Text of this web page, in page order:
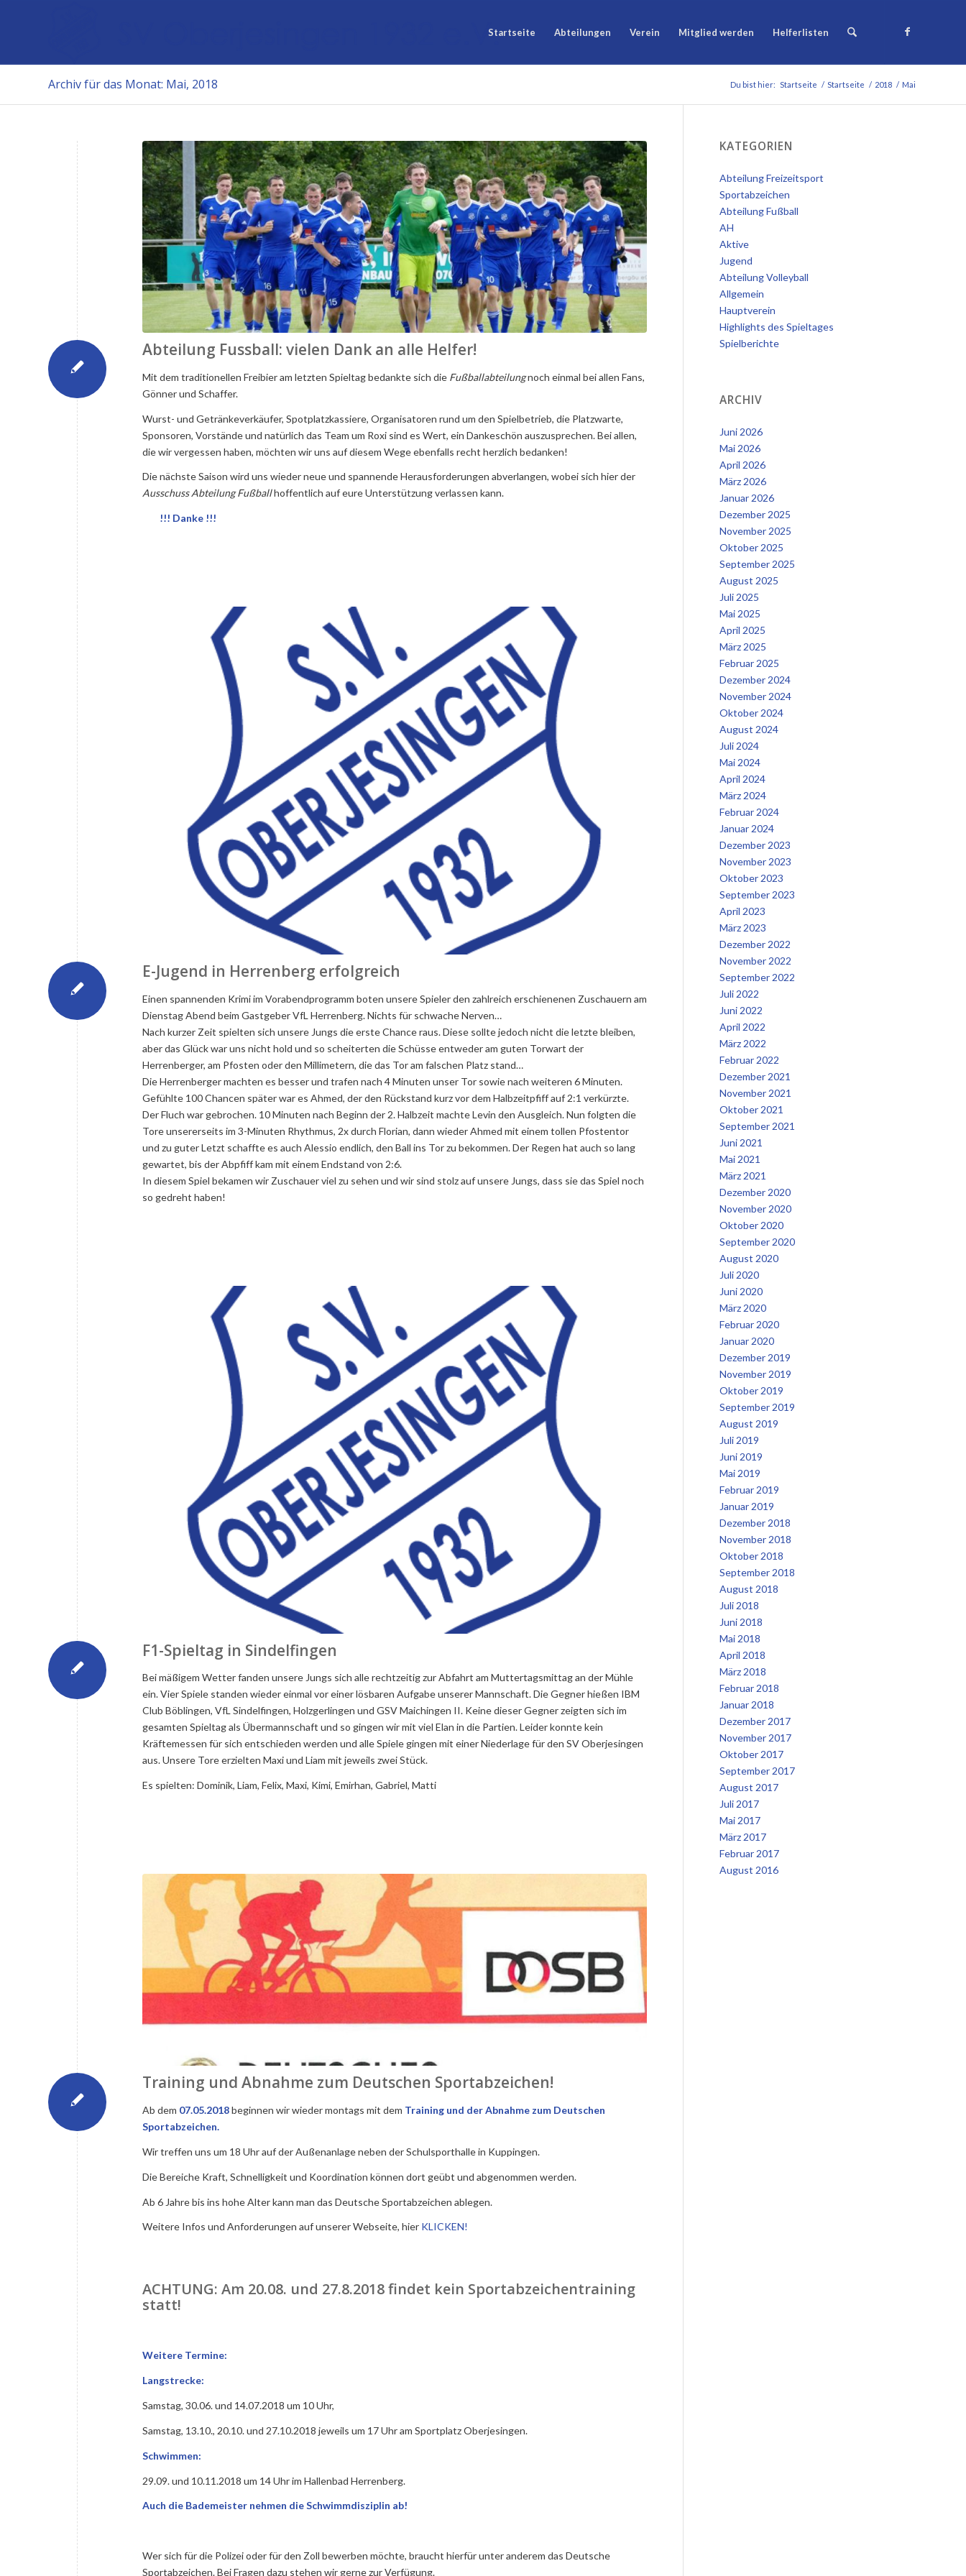
Startseite Abteilungen Verein Mitglied werden Helferlisten
Archiv für das Monat: Mai, 2018 Du bist hier: Startseite / Startseite / 2018 / Mai
Abteilung Fussball: vielen Dank an alle Helfer!
Mit dem traditionellen Freibier am letzten Spieltag bedankte sich die Fußballabteilungnoch einmal bei allen Fans,
Gönner und Schaffer.
Wurst- und Getränkeverkäufer, Spotplatzkassiere, Organisatoren rund um den Spielbetrieb, die Platzwarte,
Sponsoren, Vorstände und natürlich das Team um Roxi sind es Wert, ein Dankeschön auszusprechen. Bei allen,
die wir vergessen haben, möchten wir uns auf diesem Wege ebenfalls recht herzlich bedanken!
Die nächste Saison wird uns wieder neue und spannende Herausforderungen abverlangen, wobei sich hier der
Ausschuss Abteilung Fußballhoffentlich auf eure Unterstützung verlassen kann.
!!! Danke !!!
E-Jugend in Herrenberg erfolgreich
Einen spannenden Krimi im Vorabendprogramm boten unsere Spieler den zahlreich erschienenen Zuschauern am
Dienstag Abend beim Gastgeber VfL Herrenberg. Nichts für schwache Nerven…
Nach kurzer Zeit spielten sich unsere Jungs die erste Chance raus. Diese sollte jedoch nicht die letzte bleiben,
aber das Glück war uns nicht hold und so scheiterten die Schüsse entweder am guten Torwart der
Herrenberger, am Pfosten oder den Millimetern, die das Tor am falschen Platz stand…
Die Herrenberger machten es besser und trafen nach 4 Minuten unser Tor sowie nach weiteren 6 Minuten.
Gefühlte 100 Chancen später war es Ahmed, der den Rückstand kurz vor dem Halbzeitpfiff auf 2:1 verkürzte.
Der Fluch war gebrochen. 10 Minuten nach Beginn der 2. Halbzeit machte Levin den Ausgleich. Nun folgten die
Tore unsererseits im 3-Minuten Rhythmus, 2x durch Florian, dann wieder Ahmed mit einem tollen Pfostentor
und zu guter Letzt schaffte es auch Alessio endlich, den Ball ins Tor zu bekommen. Der Regen hat auch so lang
gewartet, bis der Abpfiff kam mit einem Endstand von 2:6.
In diesem Spiel bekamen wir Zuschauer viel zu sehen und wir sind stolz auf unsere Jungs, dass sie das Spiel noch
so gedreht haben!
F1-Spieltag in Sindelfingen
Bei mäßigem Wetter fanden unsere Jungs sich alle rechtzeitig zur Abfahrt am Muttertagsmittag an der Mühle
ein. Vier Spiele standen wieder einmal vor einer lösbaren Aufgabe unserer Mannschaft. Die Gegner hießen IBM
Club Böblingen, VfL Sindelfingen, Holzgerlingen und GSV Maichingen II. Keine dieser Gegner zeigten sich im
gesamten Spieltag als Übermannschaft und so gingen wir mit viel Elan in die Partien. Leider konnte kein
Kräftemessen für sich entschieden werden und alle Spiele gingen mit einer Niederlage für den SV Oberjesingen
aus. Unsere Tore erzielten Maxi und Liam mit jeweils zwei Stück.
Es spielten: Dominik, Liam, Felix, Maxi, Kimi, Emirhan, Gabriel, Matti
Training und Abnahme zum Deutschen Sportabzeichen!
Ab dem 07.05.2018beginnen wir wieder montags mit dem Training und der Abnahme zum Deutschen
Sportabzeichen.
Wir treffen uns um 18 Uhr auf der Außenanlage neben der Schulsporthalle in Kuppingen.
Die Bereiche Kraft, Schnelligkeit und Koordination können dort geübt und abgenommen werden.
Ab 6 Jahre bis ins hohe Alter kann man das Deutsche Sportabzeichen ablegen.
Weitere Infos und Anforderungen auf unserer Webseite, hier KLICKEN!
ACHTUNG: Am 20.08. und 27.8.2018 findet kein Sportabzeichentraining
statt!
Weitere Termine:
Langstrecke:
Samstag, 30.06. und 14.07.2018 um 10 Uhr,
Samstag, 13.10., 20.10. und 27.10.2018 jeweils um 17 Uhr am Sportplatz Oberjesingen.
Schwimmen:
29.09. und 10.11.2018 um 14 Uhr im Hallenbad Herrenberg.
Auch die Bademeister nehmen die Schwimmdisziplin ab!
Wer sich für die Polizei oder für den Zoll bewerben möchte, braucht hierfür unter anderem das Deutsche
Sportabzeichen. Bei Fragen dazu stehen wir gerne zur Verfügung.
KATEGORIEN
Abteilung Freizeitsport
Sportabzeichen
Abteilung Fußball
AH
Aktive
Jugend
Abteilung Volleyball
Allgemein
Hauptverein
Highlights des Spieltages
Spielberichte
ARCHIV
Juni 2026
Mai 2026
April 2026
März 2026
Januar 2026
Dezember 2025
November 2025
Oktober 2025
September 2025
August 2025
Juli 2025
Mai 2025
April 2025
März 2025
Februar 2025
Dezember 2024
November 2024
Oktober 2024
August 2024
Juli 2024
Mai 2024
April 2024
März 2024
Februar 2024
Januar 2024
Dezember 2023
November 2023
Oktober 2023
September 2023
April 2023
März 2023
Dezember 2022
November 2022
September 2022
Juli 2022
Juni 2022
April 2022
März 2022
Februar 2022
Dezember 2021
November 2021
Oktober 2021
September 2021
Juni 2021
Mai 2021
März 2021
Dezember 2020
November 2020
Oktober 2020
September 2020
August 2020
Juli 2020
Juni 2020
März 2020
Februar 2020
Januar 2020
Dezember 2019
November 2019
Oktober 2019
September 2019
August 2019
Juli 2019
Juni 2019
Mai 2019
Februar 2019
Januar 2019
Dezember 2018
November 2018
Oktober 2018
September 2018
August 2018
Juli 2018
Juni 2018
Mai 2018
April 2018
März 2018
Februar 2018
Januar 2018
Dezember 2017
November 2017
Oktober 2017
September 2017
August 2017
Juli 2017
Mai 2017
März 2017
Februar 2017
August 2016